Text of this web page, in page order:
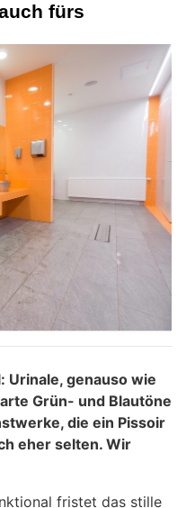
fürs
Urinale, genauso wie
Grün- und Blautöne
die ein Pissoir
eher selten. Wir
fristet das stille